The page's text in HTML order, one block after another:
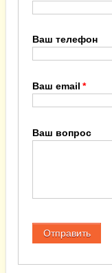
Ваш телефон
Ваш email
Ваш вопрос